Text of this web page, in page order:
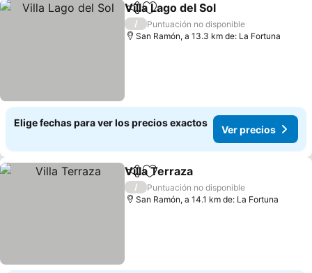
CompartirAgregar a favoritos
Villa Lago del Sol
/
Puntuación no disponible
San Ramón, a 13.3 km de: La Fortuna
Elige fechas para ver los precios exactos
Ver precios
CompartirAgregar a favoritos
Villa Terraza
/
Puntuación no disponible
San Ramón, a 14.1 km de: La Fortuna